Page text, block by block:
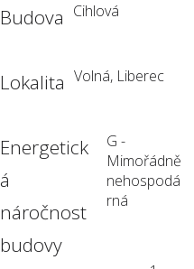
Budova Cihlová
Lokalita Volná, Liberec
Energetick
á
náročnost
budovy
G -
Mimořádně
nehospodá
rná